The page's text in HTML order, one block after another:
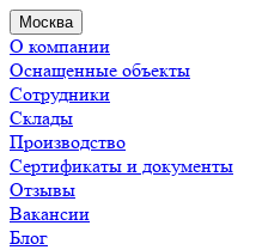
Москва
О компании
Оснащенные объекты
Сотрудники
Склады
Производство
Сертификаты и документы
Отзывы
Вакансии
Блог